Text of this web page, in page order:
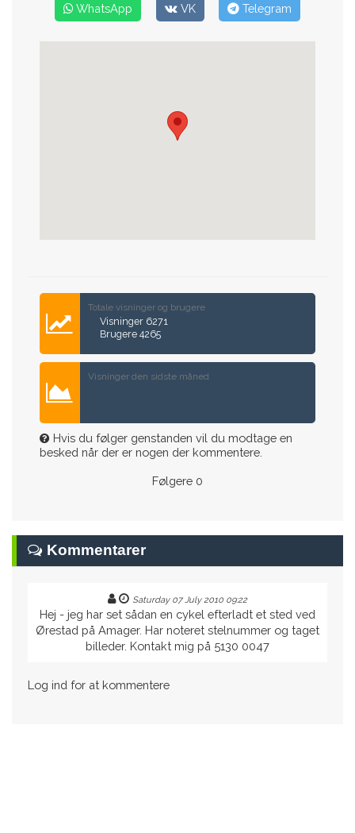
WhatsApp VK Telegram
Totale visninger og brugere
Visninger 6271
Brugere 4265
Visninger den sidste måned
Hvis du følger genstanden vil du modtage en
besked når der er nogen der kommentere.
Følgere 0
Kommentarer
Saturday 07 July 2010 09:22
Hej - jeg har set sådan en cykel efterladt et sted ved
Ørestad på Amager. Har noteret stelnummer og taget
billeder. Kontakt mig på 5130 0047
Log ind for at kommentere